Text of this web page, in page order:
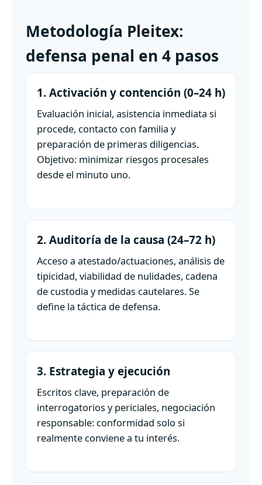
Metodología Pleitex:
defensa penal en 4 pasos
1. Activación y contención (0–24 h)
Evaluación inicial, asistencia inmediata si
procede, contacto con familia y
preparación de primeras diligencias.
Objetivo: minimizar riesgos procesales
desde el minuto uno.
2. Auditoría de la causa (24–72 h)
Acceso a atestado/actuaciones, análisis de
tipicidad, viabilidad de nulidades, cadena
de custodia y medidas cautelares. Se
define la táctica de defensa.
3. Estrategia y ejecución
Escritos clave, preparación de
interrogatorios y periciales, negociación
responsable: conformidad solo si
realmente conviene a tu interés.